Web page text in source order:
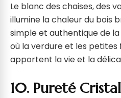
Le blanc des chaises, des
illumine la chaleur du bois
simple et authentique de
où la verdure et les petites
apportent la vie et la
10. Pureté